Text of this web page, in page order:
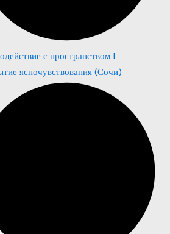
с пространством |
ясночувствования (Сочи)